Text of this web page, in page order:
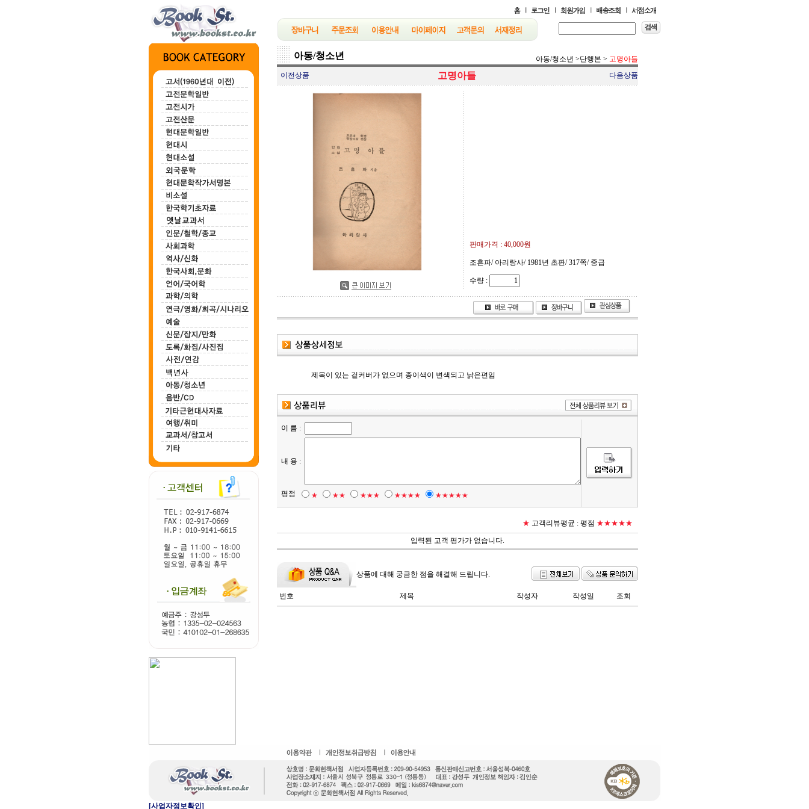
아동/청소년 아동/청소년 >단행본 > 고명아들
이전상품
고명아들 다음상품
판매가격 : 40,000원
조흔파/ 아리랑사/ 1981년 초판/ 317쪽/ 중급
수량 :
제목이 있는 겉커버가 없으며 종이색이 변색되고 낡은편임
이 름 :
내 용 :
평점 ★ ★★ ★★★ ★★★★ ★★★★★
★ 고객리뷰평균 : 평점 ★★★★★
입력된 고객 평가가 없습니다.
상품에 대해 궁금한 점을 해결해 드립니다.
번호 제목 작성자 작성일 조회
[사업자정보확인]